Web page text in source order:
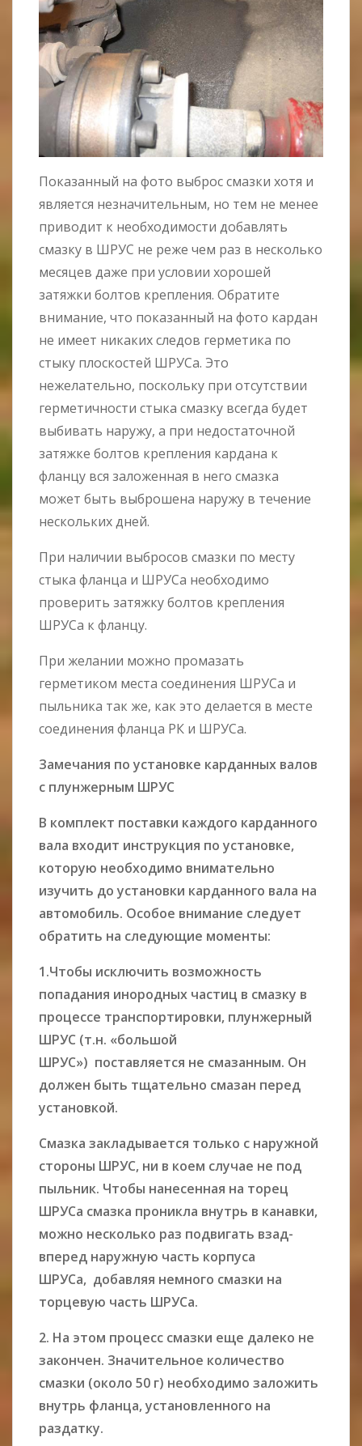
Показанный на фото выброс смазки хотя и
является незначительным, но тем не менее
приводит к необходимости добавлять
смазку в ШРУС не реже чем раз в несколько
месяцев даже при условии хорошей
затяжки болтов крепления. Обратите
внимание, что показанный на фото кардан
не имеет никаких следов герметика по
стыку плоскостей ШРУСа. Это
нежелательно, поскольку при отсутствии
герметичности стыка смазку всегда будет
выбивать наружу, а при недостаточной
затяжке болтов крепления кардана к
фланцу вся заложенная в него смазка
может быть выброшена наружу в течение
нескольких дней.
При наличии выбросов смазки по месту
стыка фланца и ШРУСа необходимо
проверить затяжку болтов крепления
ШРУСа к фланцу.
При желании можно промазать
герметиком места соединения ШРУСа и
пыльника так же, как это делается в месте
соединения фланца РК и ШРУСа.
Замечания по установке карданных валов
с плунжерным ШРУС
В комплект поставки каждого карданного
вала входит инструкция по установке,
которую необходимо внимательно
изучить до установки карданного вала на
автомобиль. Особое внимание следует
обратить на следующие моменты:
1.Чтобы исключить возможность
попадания инородных частиц в смазку в
процессе транспортировки, плунжерный
ШРУС (т.н. «большой
ШРУС») поставляется не смазанным. Он
должен быть тщательно смазан перед
установкой.
Смазка закладывается только с наружной
стороны ШРУС, ни в коем случае не под
пыльник. Чтобы нанесенная на торец
ШРУСа смазка проникла внутрь в канавки,
можно несколько раз подвигать взад-
вперед наружную часть корпуса
ШРУСа, добавляя немного смазки на
торцевую часть ШРУСа.
2. На этом процесс смазки еще далеко не
закончен. Значительное количество
смазки (около 50 г) необходимо заложить
внутрь фланца, установленного на
раздатку.